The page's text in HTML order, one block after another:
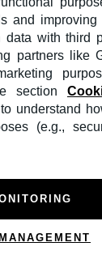
POLICY
POLICY
PI:
web release
un WhatsApp
un e-mail
and
data with third
partners like
section
understand
(e.g.,